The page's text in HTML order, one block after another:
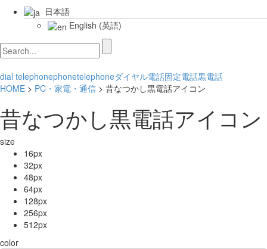
日本語
English (英語)
dial telephonephonetelephoneダイヤル電話固定電話黒電話
HOME > PC・家電・通信 > 昔なつかし黒電話アイコン
昔なつかし黒電話アイコン
size
16px
32px
48px
64px
128px
256px
512px
color